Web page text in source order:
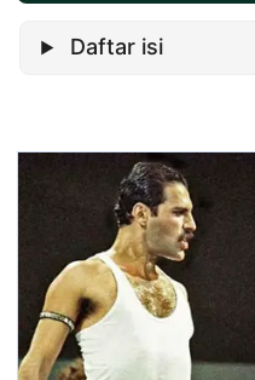
Daftar isi